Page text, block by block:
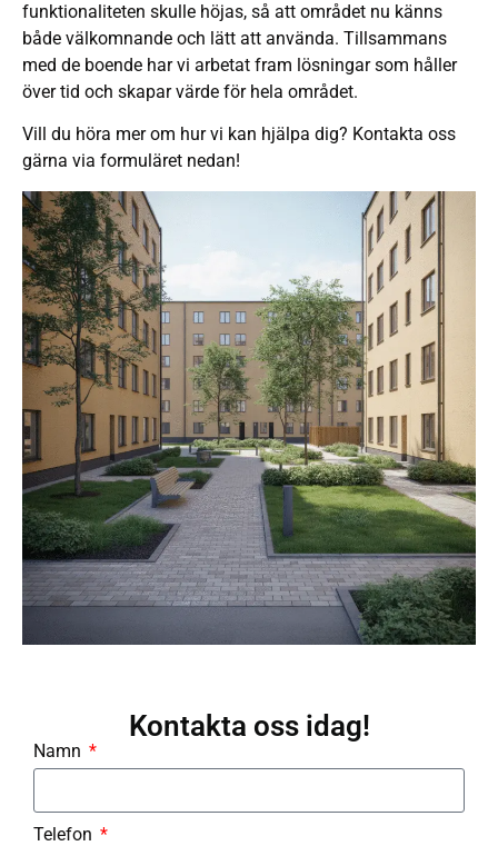
funktionaliteten skulle höjas, så att området nu känns
både välkomnande och lätt att använda. Tillsammans
med de boende har vi arbetat fram lösningar som håller
över tid och skapar värde för hela området.
Vill du höra mer om hur vi kan hjälpa dig? Kontakta oss
gärna via formuläret nedan!
Kontakta oss idag!
Namn
Telefon